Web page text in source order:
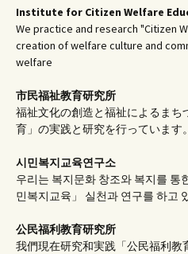
Institute for Citizen Welfare
We practice and research "Citizen
creation of welfare culture and
welfare
市民福祉教育研究所
福祉文化の創造と福祉によるまち
育」の実践と研究を行っています。
시민복지교육연구소
우리는 복지문화 창조와 복지를 통
민복지교육」 실천과 연구를 하고
公民福利教育研究所
我們現在研究和実践「公民福利